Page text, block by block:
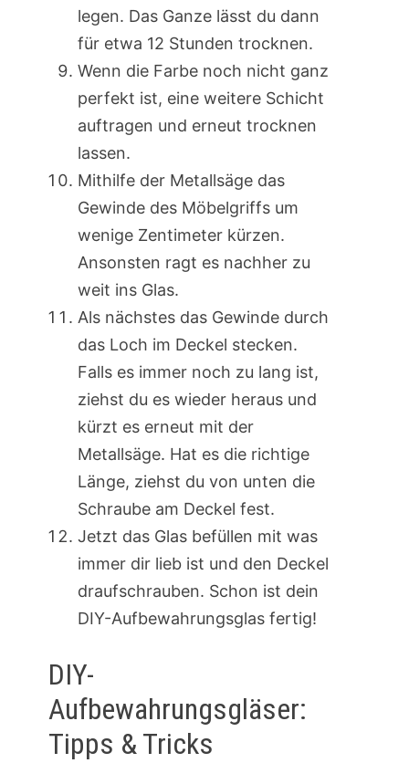
legen. Das Ganze lässt du dann
für etwa 12 Stunden trocknen.
Wenn die Farbe noch nicht ganz
perfekt ist, eine weitere Schicht
auftragen und erneut trocknen
lassen.
Mithilfe der Metallsäge das
Gewinde des Möbelgriffs um
wenige Zentimeter kürzen.
Ansonsten ragt es nachher zu
weit ins Glas.
Als nächstes das Gewinde durch
das Loch im Deckel stecken.
Falls es immer noch zu lang ist,
ziehst du es wieder heraus und
kürzt es erneut mit der
Metallsäge. Hat es die richtige
Länge, ziehst du von unten die
Schraube am Deckel fest.
Jetzt das Glas befüllen mit was
immer dir lieb ist und den Deckel
draufschrauben. Schon ist dein
DIY-Aufbewahrungsglas fertig!
DIY-
Aufbewahrungsgläser:
Tipps & Tricks